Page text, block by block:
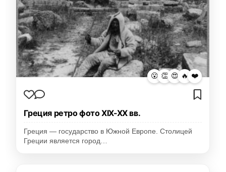
😮 👏 😍 🔥 ❤️
Греция ретро фото XIX-XX вв.
Греция — государство в Южной Европе. Столицей
Греции является город…